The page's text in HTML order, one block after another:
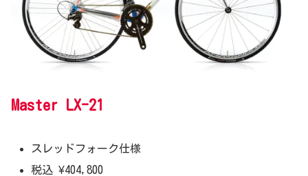
Master LX-21
スレッドフォーク仕様
税込 ¥404,800